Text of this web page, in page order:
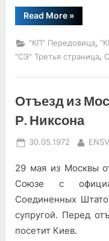
Read More“Основы
Союзом
Советских
Америки”
»
"КП" Передовица,
"СЭ" Третья страница,
Отъезд из
Р. Никсона
Posted
30.05.1972 By
ENSV
29 мая из Москвы
Союзе с
Соединенных
супругой. Перед
посетит Киев.